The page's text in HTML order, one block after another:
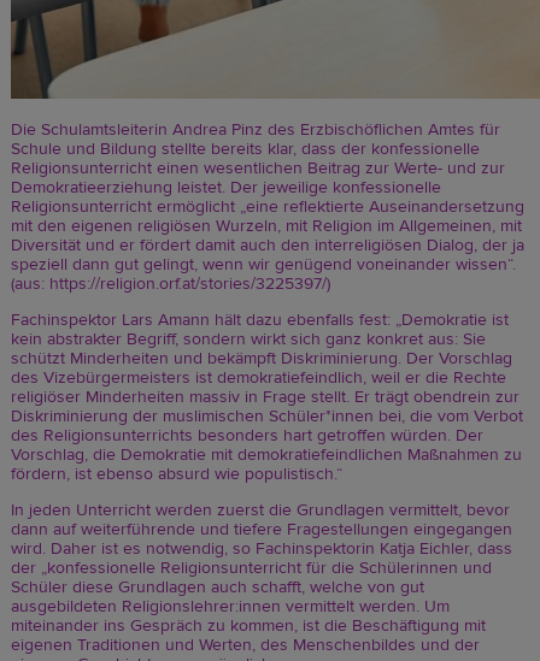
Die Schulamtsleiterin Andrea Pinz des Erzbischöflichen Amtes für
Schule und Bildung stellte bereits klar, dass der konfessionelle
Religionsunterricht einen wesentlichen Beitrag zur Werte- und zur
Demokratieerziehung leistet. Der jeweilige konfessionelle
Religionsunterricht ermöglicht „eine reflektierte Auseinandersetzung
mit den eigenen religiösen Wurzeln, mit Religion im Allgemeinen, mit
Diversität und er fördert damit auch den interreligiösen Dialog, der ja
speziell dann gut gelingt, wenn wir genügend voneinander wissen“.
(aus: https://religion.orf.at/stories/3225397/)
Fachinspektor Lars Amann hält dazu ebenfalls fest: „Demokratie ist
kein abstrakter Begriff, sondern wirkt sich ganz konkret aus: Sie
schützt Minderheiten und bekämpft Diskriminierung. Der Vorschlag
des Vizebürgermeisters ist demokratiefeindlich, weil er die Rechte
religiöser Minderheiten massiv in Frage stellt. Er trägt obendrein zur
Diskriminierung der muslimischen Schüler*innen bei, die vom Verbot
des Religionsunterrichts besonders hart getroffen würden. Der
Vorschlag, die Demokratie mit demokratiefeindlichen Maßnahmen zu
fördern, ist ebenso absurd wie populistisch.“
In jeden Unterricht werden zuerst die Grundlagen vermittelt, bevor
dann auf weiterführende und tiefere Fragestellungen eingegangen
wird. Daher ist es notwendig, so Fachinspektorin Katja Eichler, dass
der „konfessionelle Religionsunterricht für die Schülerinnen und
Schüler diese Grundlagen auch schafft, welche von gut
ausgebildeten Religionslehrer:innen vermittelt werden. Um
miteinander ins Gespräch zu kommen, ist die Beschäftigung mit
eigenen Traditionen und Werten, des Menschenbildes und der